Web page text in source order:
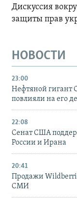
Дискуссия
защиты прав
НОВОСТИ
23:00
Нефтяной гигант
повлияли на его
22:08
Сенат США
России и Ирана
20:41
Продажи
СМИ